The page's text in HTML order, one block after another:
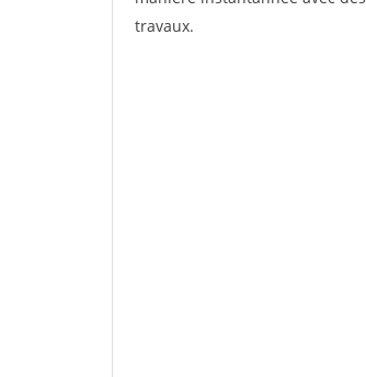
travaux.